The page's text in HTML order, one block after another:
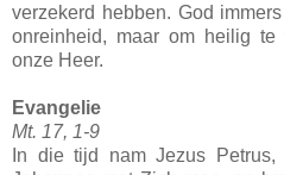
verzekerd hebben. God
onreinheid, maar om heilig te
onze Heer.
Evangelie
Mt. 17, 1-9
In die tijd nam Jezus